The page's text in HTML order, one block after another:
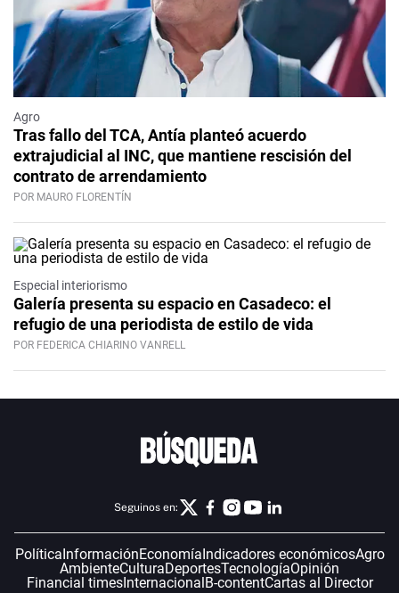
Agro
Tras fallo del TCA, Antía planteó acuerdo
extrajudicial al INC, que mantiene rescisión del
contrato de arrendamiento
POR MAURO FLORENTÍN
Especial interiorismo
Galería presenta su espacio en Casadeco: el
refugio de una periodista de estilo de vida
POR FEDERICA CHIARINO VANRELL
Seguinos en:
PolíticaInformaciónEconomíaIndicadores económicosAgro
AmbienteCulturaDeportesTecnologíaOpinión
Financial timesInternacionalB-contentCartas al Director